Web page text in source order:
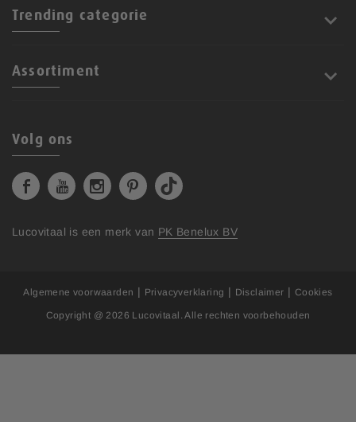
Trending categorie
Assortiment
Volg ons
Lucovitaal is een merk van PK Benelux BV
Copyright @ 2026 Lucovitaal . Alle rechten voorbehouden
Algemene voorwaarden | Privacyverklaring | Disclaimer | Cookies